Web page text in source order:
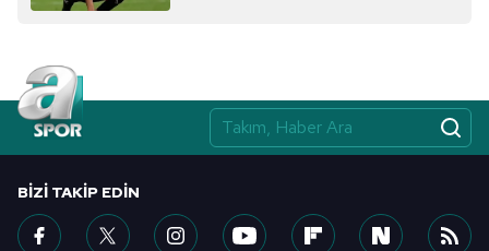
BIZI TAKIP EDIN